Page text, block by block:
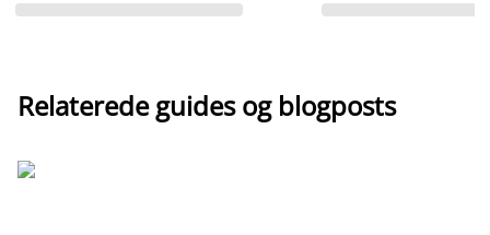
Relaterede guides og blogposts